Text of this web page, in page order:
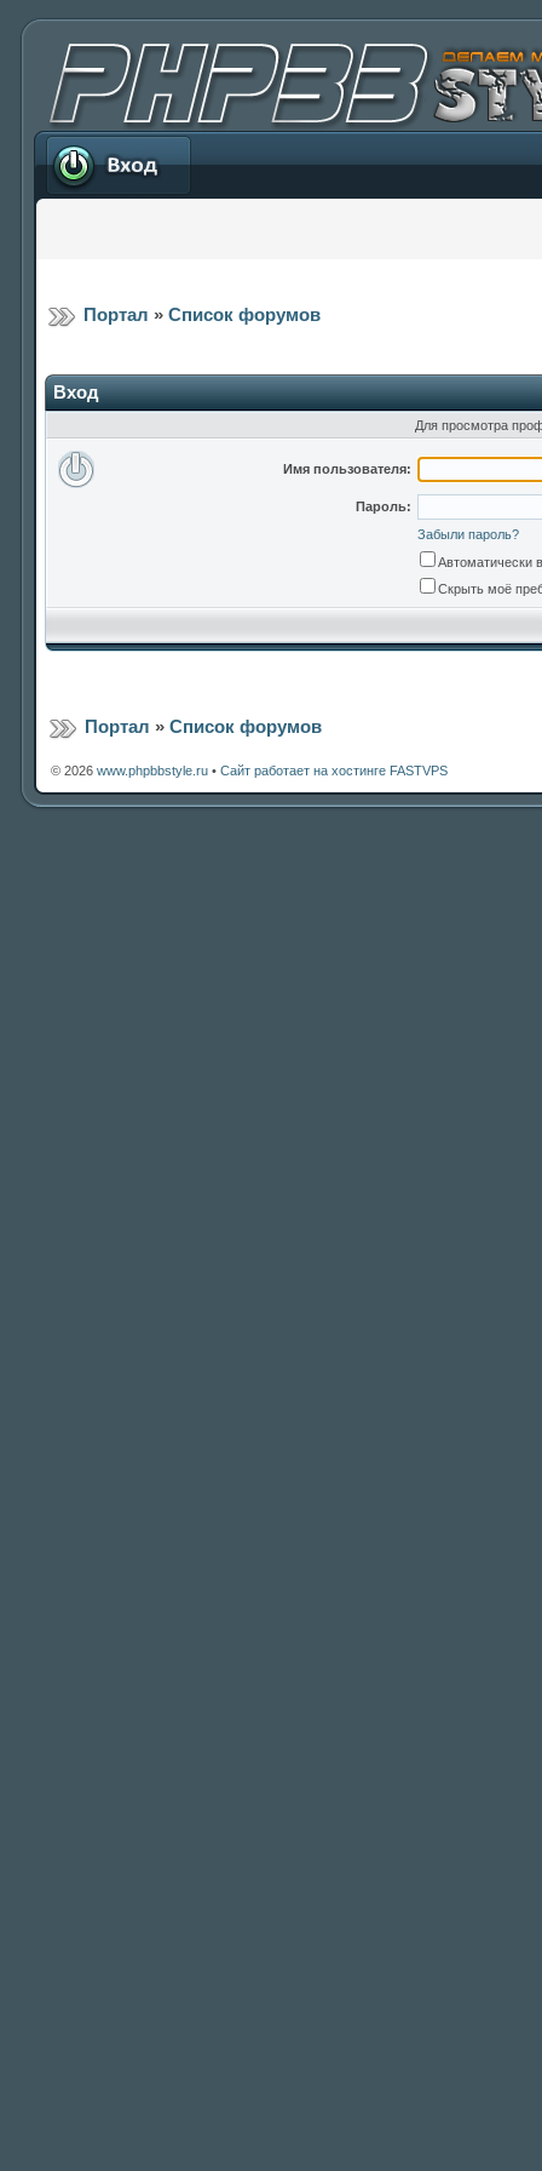
Вход
Портал » Список форумов
Вход
Для просмотра
Имя пользователя:
Пароль:
Забыли пароль?
Автоматически
Скрыть моё
Портал »Список форумов
© 2026 www.phpbbstyle.ru • Сайт работает на хостинге FASTVPS